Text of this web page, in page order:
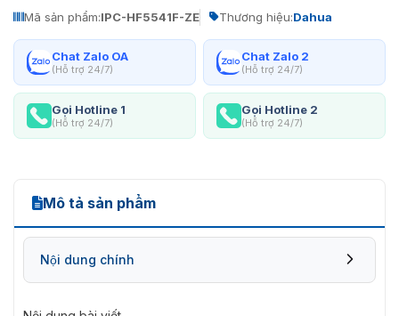
Mã sản phẩm:IPC-HF5541F-ZE Thương hiệu:Dahua
Chat Zalo OA
(Hỗ trợ 24/7)
Chat Zalo 2
(Hỗ trợ 24/7)
Gọi Hotline 1
(Hỗ trợ 24/7)
Gọi Hotline 2
(Hỗ trợ 24/7)
Mô tả sản phẩm
Nội dung chính